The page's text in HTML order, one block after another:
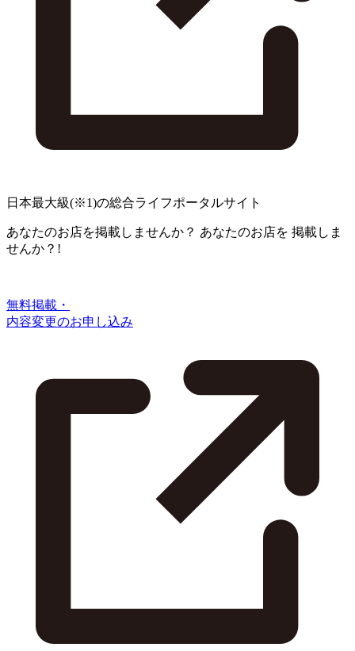
日本最大級(※1)の総合ライフポータルサイト
あなたのお店を掲載しませんか？ あなたのお店を 掲載しま
せんか？!
無料掲載・
内容変更のお申し込み